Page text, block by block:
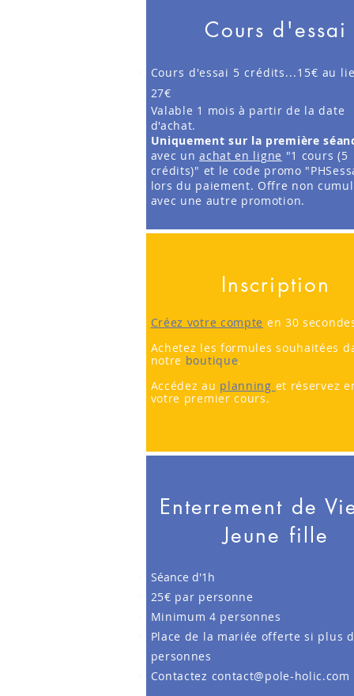
Cours d'essai
Cours d'essai 5 crédits...15€ au
27€
Valable 1 mois à partir de la date
d'achat.
Uniquement sur la première
avec unachat en ligne "1 cours (5
crédits)" et le code promo
lors du paiement. Offre non
avec une autre promotion.
Inscription
Créez votre compte en 30
Achetez les formules souhaitées
notre boutique.
Accédez au planning et réservez
votre premier cours.
Enterrement de
Jeune fille
Séance d'1h
25€ par personne
Minimum 4 personnes
Place de la mariée offerte si plus
personnes
Contactez contact@pole-holic.com